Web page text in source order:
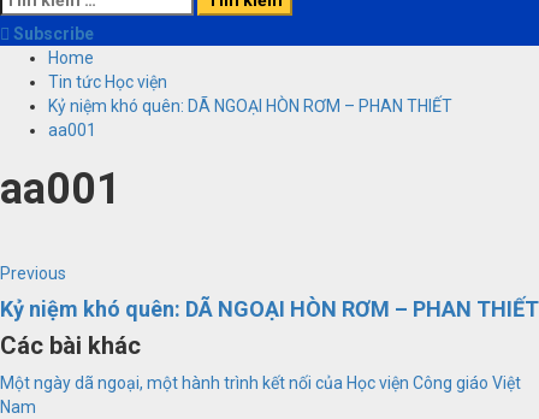
kiếm
cho:Subscribe
Home
Tin tức Học viện
Kỷ niệm khó quên: DÃ NGOẠI HÒN RƠM – PHAN THIẾT
aa001
aa001
Continue
Reading
Previous
post:
Kỷ niệm khó quên: DÃ NGOẠI HÒN RƠM – PHAN THIẾT
Các bài khác
Một ngày dã ngoại, một hành trình kết nối của Học viện Công giáo Việt
Nam